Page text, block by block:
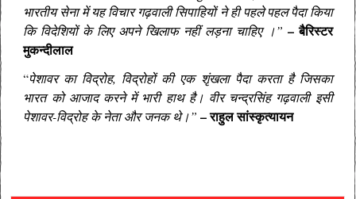
भारतीय सेना में यह विचार गढ़वाली सिपाहियों ने ही पहले पहल पैदा किया
कि विदेशियों के लिए अपने खिलाफ नहीं लड़ना चाहिए ।” –बैरिस्टर
मुकन्दीलाल
“पेशावर का विद्रोह, विद्रोहों की एक शृंखला पैदा करता है जिसका
भारत को आजाद करने में भारी हाथ है। वीर चन्द्रसिंह गढ़वाली इसी
पेशावर-विद्रोह के नेता और जनक थे।” –राहुल सांस्कृत्यायन